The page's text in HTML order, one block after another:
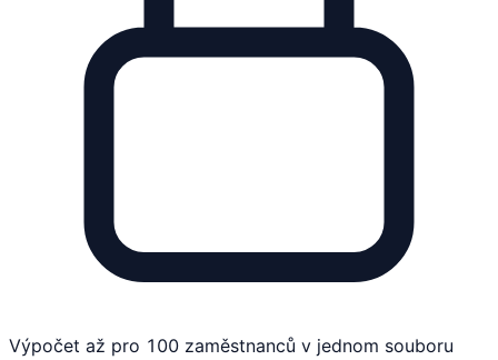
Výpočet až pro 100 zaměstnanců v jednom souboru